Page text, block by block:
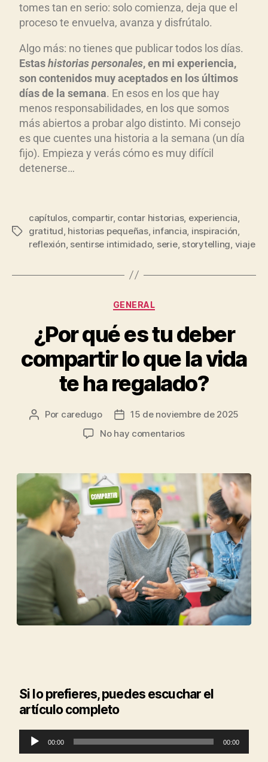
tomes tan en serio: solo comienza, deja que el
proceso te envuelva, avanza y disfrútalo.
Algo más: no tienes que publicar todos los días.
Estashistorias personales, en mi experiencia,
son contenidos muy aceptados en los últimos
días de la semana. En esos en los que hay
menos responsabilidades, en los que somos
más abiertos a probar algo distinto. Mi consejo
es que cuentes una historia a la semana (un día
fijo). Empieza y verás cómo es muy difícil
detenerse…
capítulos, compartir, contar historias, experiencia,
gratitud, historias pequeñas, infancia, inspiración,
reflexión, sentirse intimidado, serie, storytelling, viaje
GENERAL
¿Por qué es tu deber
compartir lo que la vida
te ha regalado?
Por caredugo
15 de noviembre de 2025
No hay comentarios
Si lo prefieres, puedes escuchar el
artículo completo
e
00:00 00:00